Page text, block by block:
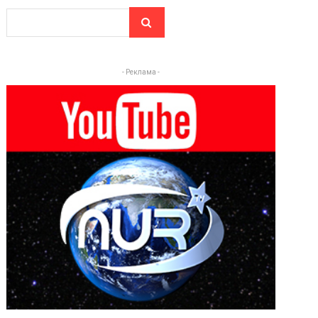
- Реклама -